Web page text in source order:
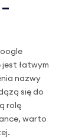
łatwym
nazwy
się do
rolę
warto